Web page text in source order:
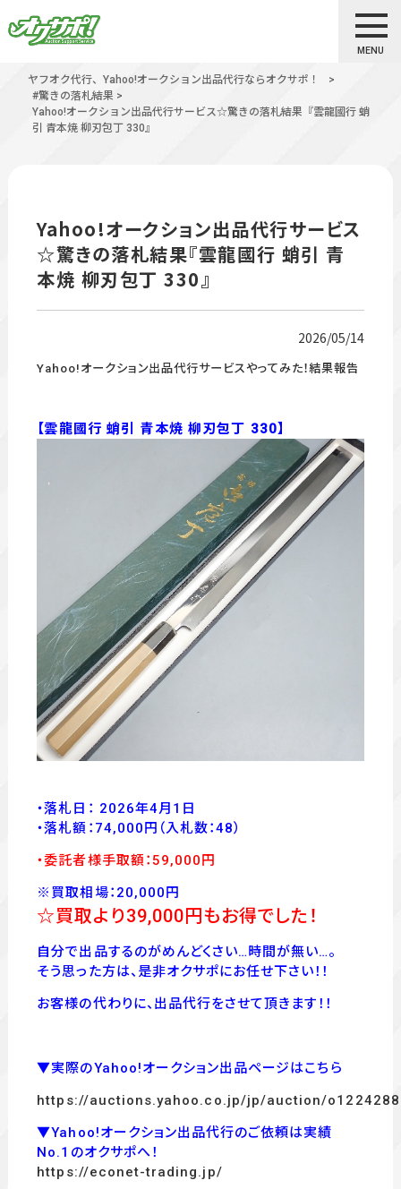
MENU
ヤフオク代行、Yahoo!オークション出品代行ならオクサポ！
>
#驚きの落札結果 >
Yahoo!オークション出品代行サービス☆驚きの落札結果『雲龍國行 蛸
引 青本焼 柳刃包丁 330』
Yahoo!オークション出品代行サービス
☆驚きの落札結果『雲龍國行 蛸引 青
本焼 柳刃包丁 330』
2026/05/14
Yahoo!オークション出品代行サービスやってみた！結果報告
【雲龍國行 蛸引 青本焼 柳刃包丁 330】
・落札日： 2026年4月1日
・落札額：74,000 円 （入札数：48）
・委託者様手取額：59,000 円
※買取相場：20,000円
☆買取より39,000円もお得でした！
自分で出品するのがめんどくさい…時間が無い…。
そう思った方は、是非オクサポにお任せ下さい！！
お客様の代わりに、出品代行をさせて頂きます！！
▼実際のYahoo!オークション出品ページはこちら
https://auctions.yahoo.co.jp/jp/auction/
▼Yahoo!オークション出品代行のご依頼は実績
No.1のオクサポへ！
https://econet-trading.jp/